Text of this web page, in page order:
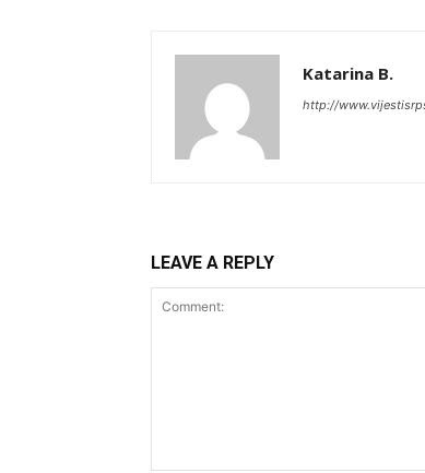
Katarina B.
http://
LEAVE A REPLY